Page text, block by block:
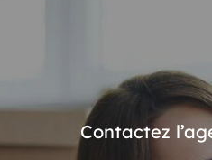
Contactez